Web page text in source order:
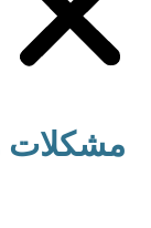
مشکلات